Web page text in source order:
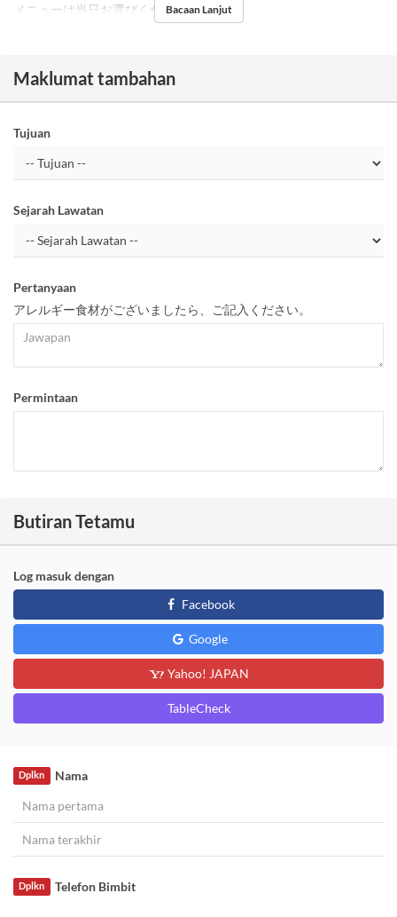
メニューは当日お選びください。Bacaan Lanjut
Maklumat tambahan
Tujuan
Sejarah Lawatan
Pertanyaan
アレルギー食材がございましたら、ご記入ください。
Permintaan
Butiran Tetamu
Log masuk dengan
Facebook
Google
Yahoo! JAPAN
TableCheck
Nama
Dplkn
Telefon Bimbit
Dplkn